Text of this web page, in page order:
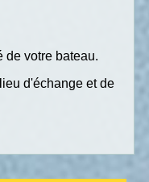
de votre bateau.
d'échange et de